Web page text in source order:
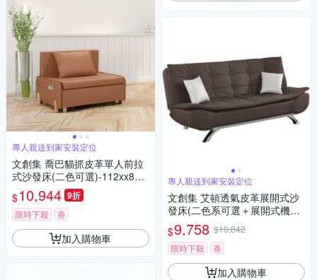
專人親送到家安裝定位
文創集 喬巴貓抓皮革單人前拉
式沙發床(二色可選)-112xx802
x79cm免組
$10,944 9折
限時下殺 券
加入購物車
專人親送到家安裝定位
文創集 艾頓透氣皮革展開式沙
發床(二色系可選＋展開式機能
設計)-185x75x84cm免組
$9,758 $10,842
限時下殺
券
加入購物車